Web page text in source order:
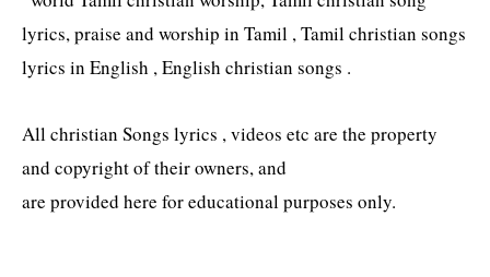
lyrics, praise and worship in Tamil , Tamil christian songs
lyrics in English , English christian songs .
All christian Songs lyrics , videos etc are the property
and copyright of their owners, and
are provided here for educational purposes only.